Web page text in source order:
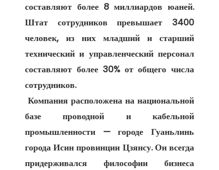
составляют более 8 миллиардов юаней.
Штат сотрудников превышает 3400
человек, из них младший и старший
технический и управленческий персонал
составляют более 30% от общего числа
сотрудников.
Компания расположена на национальной
базе проводной и кабельной
промышленности — городе Гуаньлинь
города Исин провинции Цзянсу. Он всегда
придерживался философии бизнеса